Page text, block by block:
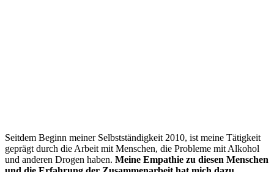
Seitdem Beginn meiner Selbstständigkeit 2010, ist meine Tätigkeit
geprägt durch die Arbeit mit Menschen, die Probleme mit Alkohol
und anderen Drogen haben. Meine Empathie zu diesen Menschen